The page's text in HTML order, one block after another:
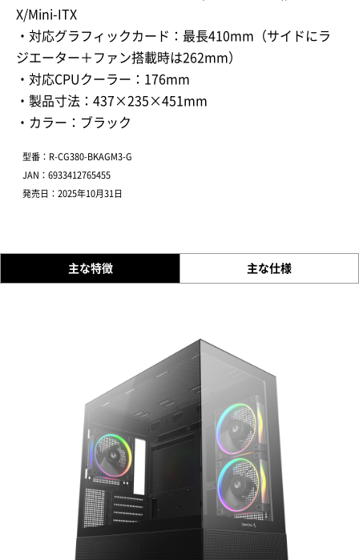
X/Mini-ITX
・対応グラフィックカード：最長410mm（サイドにラ
ジエーター＋ファン搭載時は262mm）
・対応CPUクーラー：176mm
・製品寸法：437×235×451mm
・カラー：ブラック
型番：R-CG380-BKAGM3-G
JAN：6933412765455
発売日：2025年10月31日
主な特徴 主な仕様